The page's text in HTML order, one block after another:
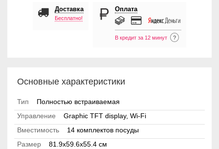
Доставка
Бесплатно!
Оплата
В кредит за 12 минут ?
Основные характеристики
Тип
Полностью встраиваемая
Управление
Graphic TFT display, Wi-Fi
Вместимость
14 комплектов посуды
Размер
81.9х59.6х55.4 см